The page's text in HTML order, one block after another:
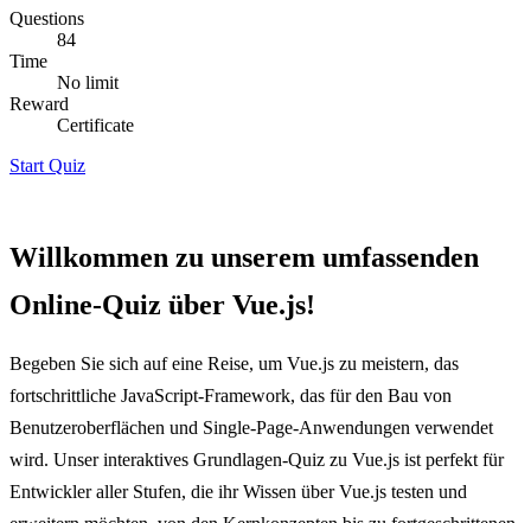
Questions
84
Time
No limit
Reward
Certificate
Start Quiz
Willkommen zu unserem umfassenden
Online-Quiz über Vue.js!
Begeben Sie sich auf eine Reise, um Vue.js zu meistern, das
fortschrittliche JavaScript-Framework, das für den Bau von
Benutzeroberflächen und Single-Page-Anwendungen verwendet
wird. Unser interaktives Grundlagen-Quiz zu Vue.js ist perfekt für
Entwickler aller Stufen, die ihr Wissen über Vue.js testen und